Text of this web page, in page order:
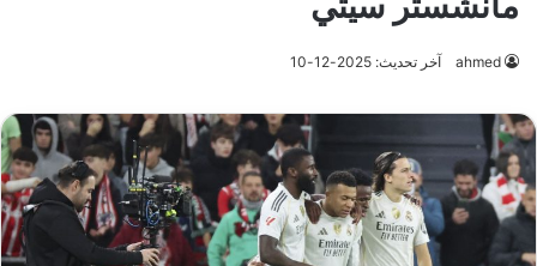
ahmed آخر تحديث: 2025-12-10